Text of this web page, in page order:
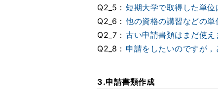
Q2_5： 短期大学で取得した単位
Q2_6： 他の資格の講習などの単
Q2_7： 古い申請書類はまだ使え
Q2_8： 申請をしたいのですが
3.申請書類作成